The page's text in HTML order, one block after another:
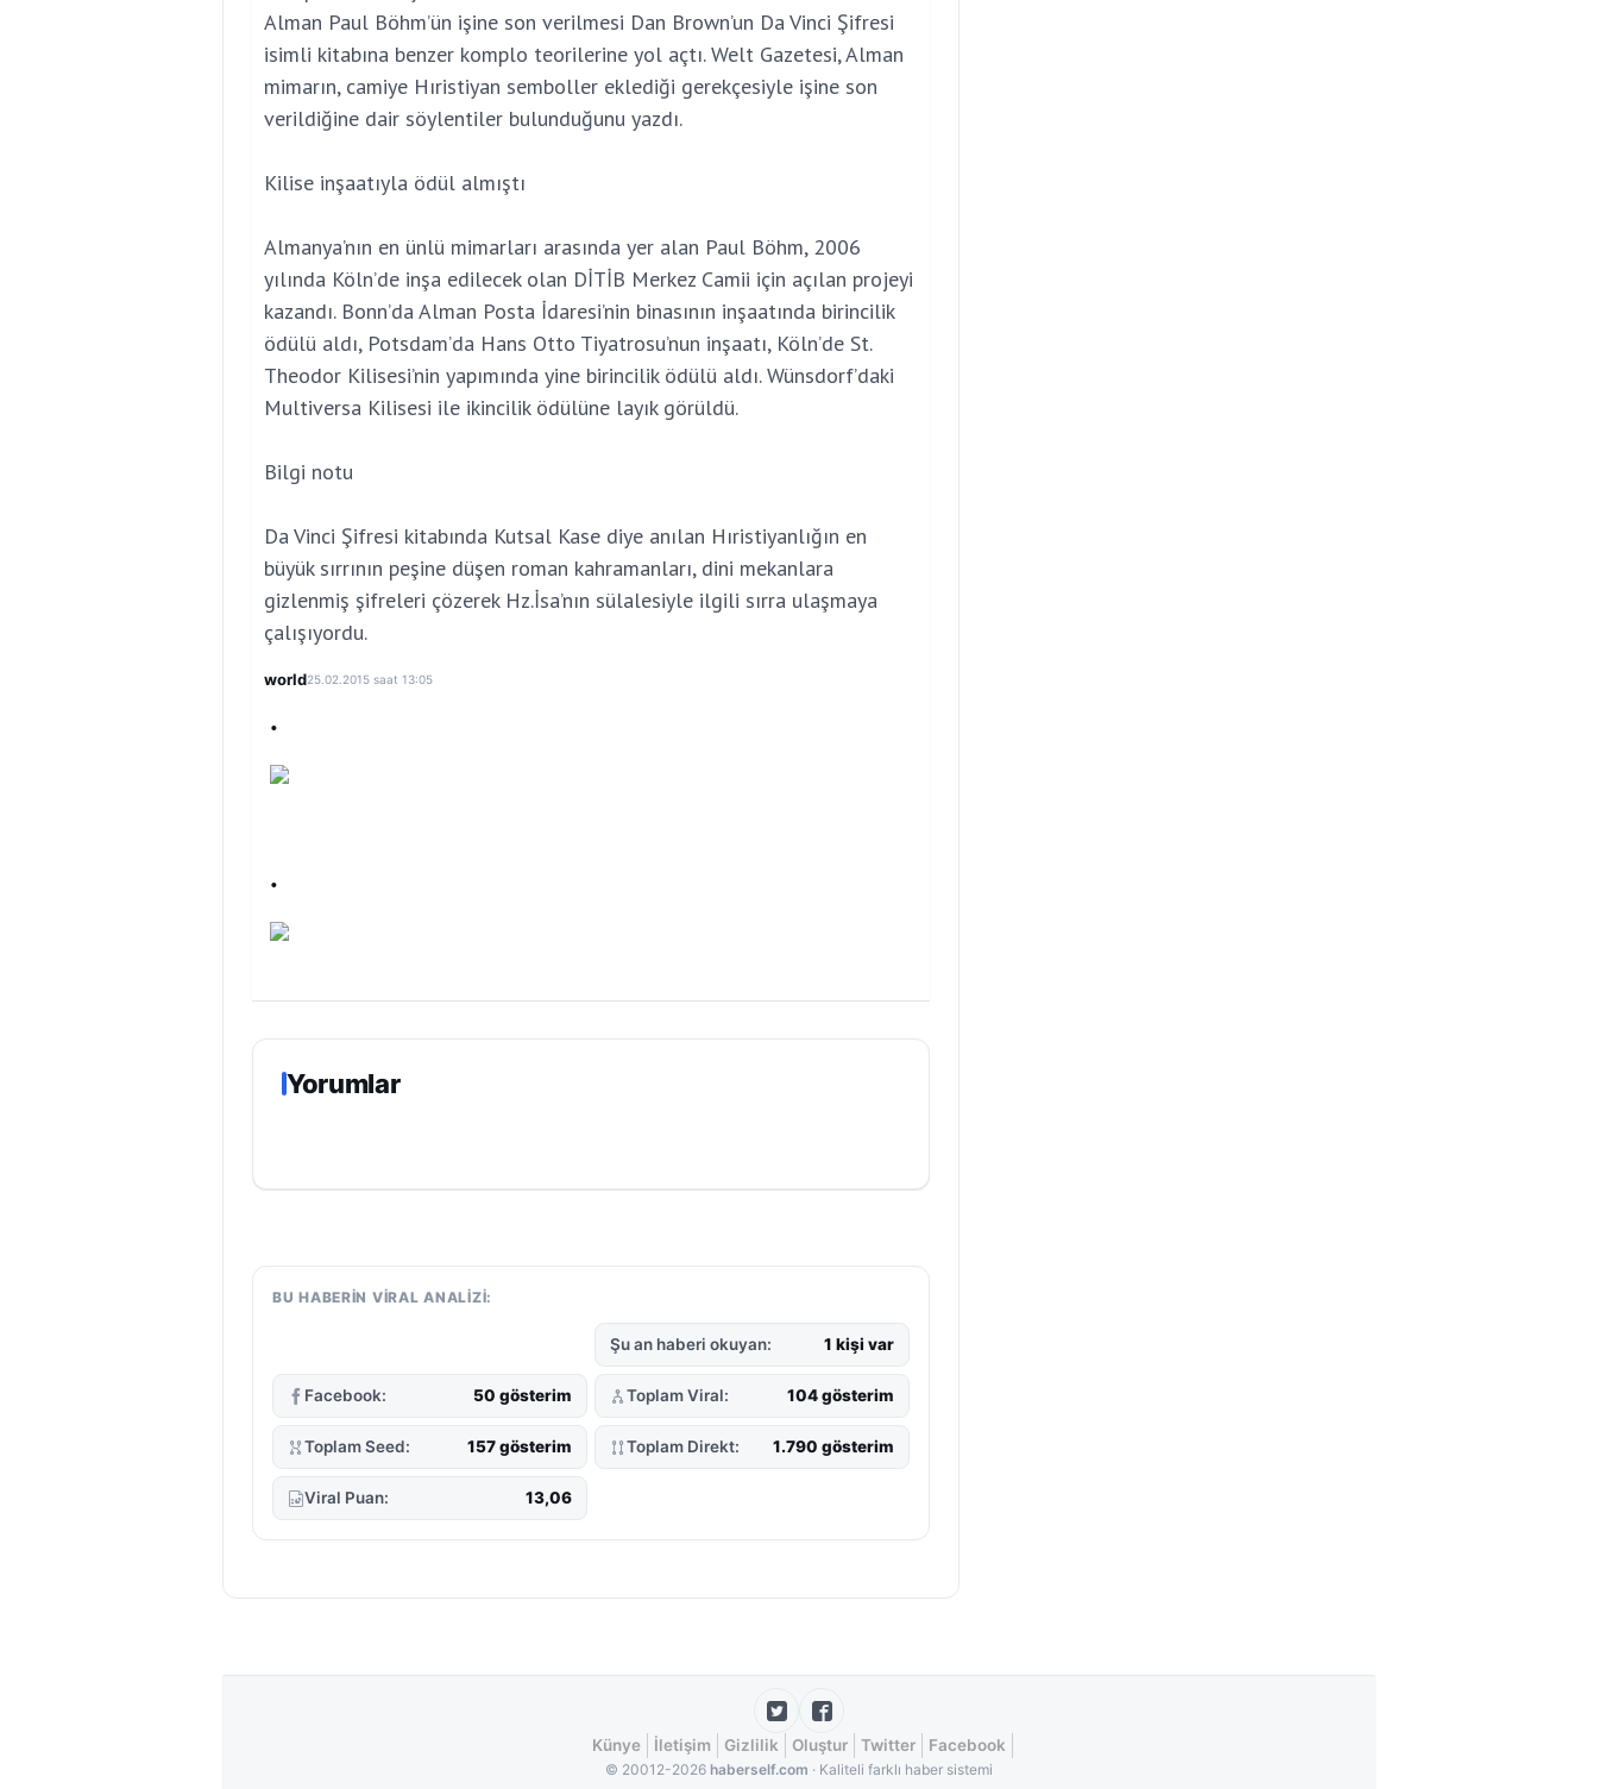
Alman Paul Böhm’ün işine son verilmesi Dan Brown’un Da Vinci Şifresi
isimli kitabına benzer komplo teorilerine yol açtı. Welt Gazetesi, Alman
mimarın, camiye Hıristiyan semboller eklediği gerekçesiyle işine son
verildiğine dair söylentiler bulunduğunu yazdı.
Kilise inşaatıyla ödül almıştı
Almanya’nın en ünlü mimarları arasında yer alan Paul Böhm, 2006
yılında Köln’de inşa edilecek olan DİTİB Merkez Camii için açılan projeyi
kazandı. Bonn’da Alman Posta İdaresi’nin binasının inşaatında birincilik
ödülü aldı, Potsdam’da Hans Otto Tiyatrosu’nun inşaatı, Köln’de St.
Theodor Kilisesi’nin yapımında yine birincilik ödülü aldı. Wünsdorf’daki
Multiversa Kilisesi ile ikincilik ödülüne layık görüldü.
Bilgi notu
Da Vinci Şifresi kitabında Kutsal Kase diye anılan Hıristiyanlığın en
büyük sırrının peşine düşen roman kahramanları, dini mekanlara
gizlenmiş şifreleri çözerek Hz.İsa’nın sülalesiyle ilgili sırra ulaşmaya
çalışıyordu.
world25.02.2015 saat 13:05
·
·
Yorumlar
BU HABERIN VIRAL ANALIZI:
Şu an haberi okuyan: 1 kişi var
Facebook: 50 gösterim Toplam Viral: 104 gösterim
Toplam Seed: 157 gösterim Toplam Direkt: 1.790 gösterim
Viral Puan: 13,06
Künye İletişim Gizlilik Oluştur Twitter Facebook
© 20012-2026 haberself.com · Kaliteli farklı haber sistemi